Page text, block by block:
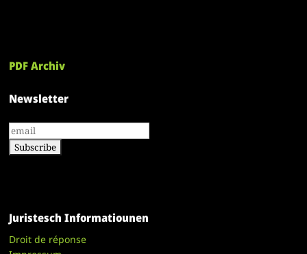
PDF Archiv
Newsletter
Juristesch Informatiounen
Droit de réponse